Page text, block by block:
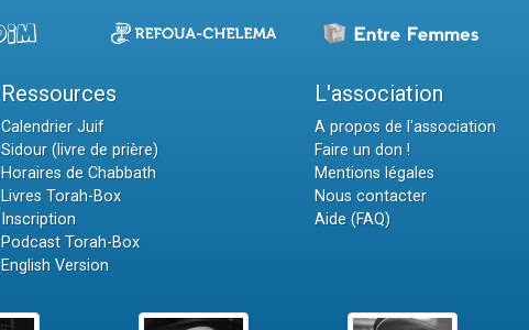
Ressources
Calendrier Juif
Sidour (livre de prière)
Horaires de Chabbath
Livres Torah-Box
Inscription
Podcast Torah-Box
English Version
L'association
A propos de l'association
Faire un don !
Mentions légales
Nous contacter
Aide (FAQ)